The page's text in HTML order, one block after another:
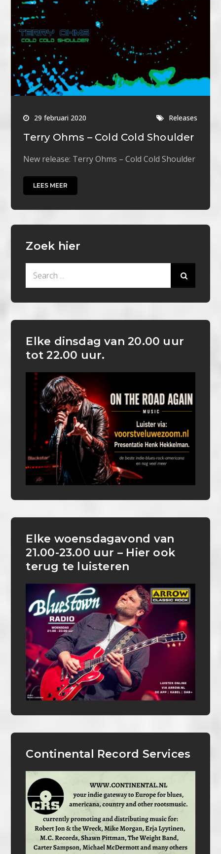
29 februari 2020 Releases
Terry Ohms – Cold Cold Shoulder
New release: Terry Ohms – Cold Cold Shoulder
LEES MEER
Zoek hier
Elke dinsdag van 20.00 uur
tot 22.00 uur.
Elke woensdagavond van
21.00-23.00 uur – Hier ook
terug te luisteren
Continental Record Services